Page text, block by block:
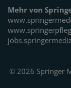
Mehr von
© 2026 Springer